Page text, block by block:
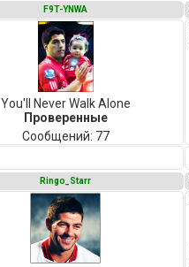
F9T-YNWA
You'll Never Walk Alone
Проверенные
Сообщений: 77
Ringo_Starr